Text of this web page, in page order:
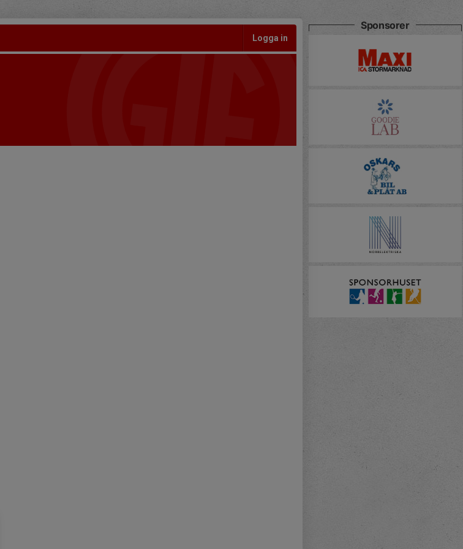
Logga in
Sponsorer